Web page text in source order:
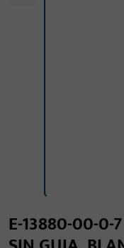
E-13880-00-0-